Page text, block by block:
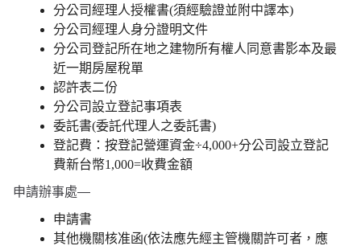
分公司經理人授權書(須經驗證並附中譯本)
分公司經理人身分證明文件
分公司登記所在地之建物所有權人同意書影本及最
近一期房屋稅單
認許表二份
分公司設立登記事項表
委託書(委託代理人之委託書)
登記費：按登記營運資金÷4,000+分公司設立登記
費新台幣1,000=收費金額
申請辦事處—
申請書
其他機關核准函(依法應先經主管機關許可者，應